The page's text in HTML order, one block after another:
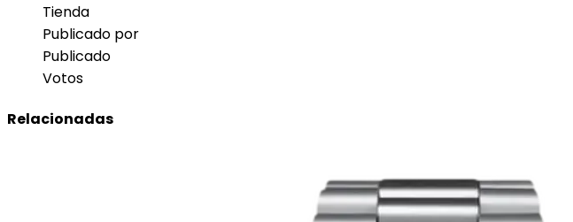
Tienda
Publicado por
Publicado
Votos
Relacionadas